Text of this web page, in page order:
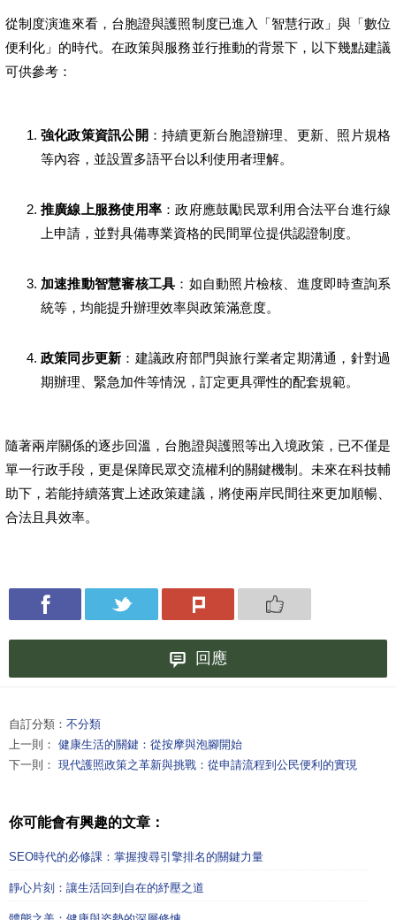
從制度演進來看，台胞證與護照制度已進入「智慧行政」與「數位
便利化」的時代。在政策與服務並行推動的背景下，以下幾點建議
可供參考：
強化政策資訊公開 ：持續更新台胞證辦理、更新、照片規格
等內容，並設置多語平台以利使用者理解。
推廣線上服務使用率 ：政府應鼓勵民眾利用合法平台進行線
上申請，並對具備專業資格的民間單位提供認證制度。
加速推動智慧審核工具 ：如自動照片檢核、進度即時查詢系
統等，均能提升辦理效率與政策滿意度。
政策同步更新 ：建議政府部門與旅行業者定期溝通，針對過
期辦理、緊急加件等情況，訂定更具彈性的配套規範。
隨著兩岸關係的逐步回溫，台胞證與護照等出入境政策，已不僅是
單一行政手段，更是保障民眾交流權利的關鍵機制。未來在科技輔
助下，若能持續落實上述政策建議，將使兩岸民間往來更加順暢、
合法且具效率。
回應
自訂分類： 不分類
上一則： 健康生活的關鍵：從按摩與泡腳開始
下一則： 現代護照政策之革新與挑戰：從申請流程到公民便利的實現
你可能會有興趣的文章：
SEO時代的必修課：掌握搜尋引擎排名的關鍵力量
靜心片刻：讓生活回到自在的紓壓之道